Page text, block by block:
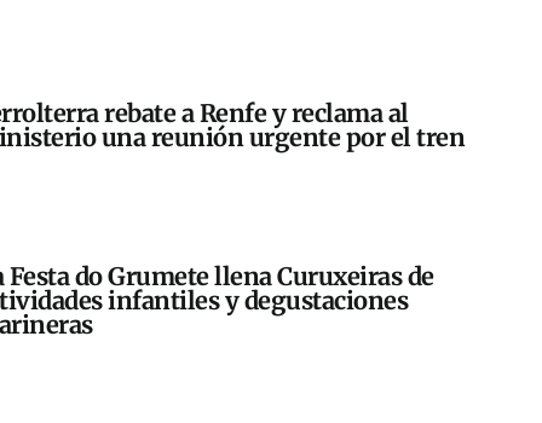
rebate a Renfe y reclama al
una reunión urgente por el tren
Festa do Grumete llena Curuxeiras de
infantiles y degustaciones